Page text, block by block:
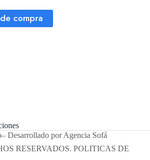
compra
– Desarrollado porAgencia Sofá
RESERVADOS. POLITICAS DE